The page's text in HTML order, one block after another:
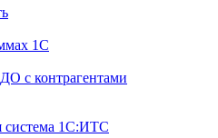
1С
с контрагентами
система 1С:ИТС